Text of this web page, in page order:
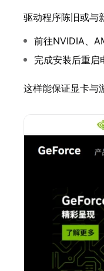
驱动程序陈旧或与
前往NVIDIA、
完成安装后重启
这样能保证显卡与